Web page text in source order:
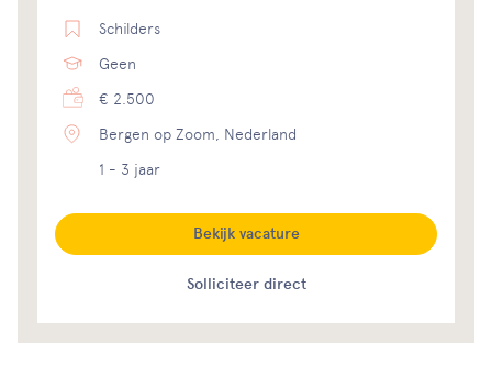
Schilders
Geen
€ 2.500
Bergen op Zoom, Nederland
1 - 3 jaar
Solliciteer direct
Bekijk vacature